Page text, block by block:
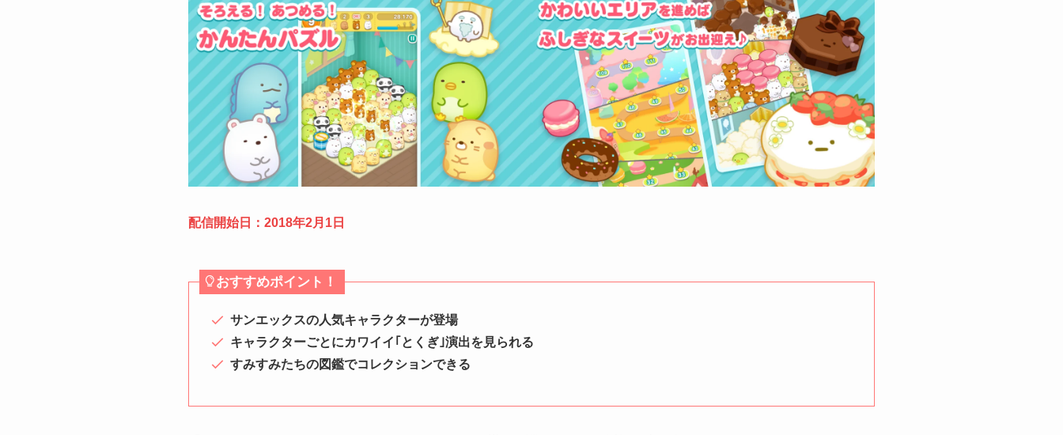
配信開始日：2018年2月1日
おすすめポイント！
サンエックスの人気キャラクターが登場
キャラクターごとにカワイイ｢とくぎ｣演出を見られる
すみすみたちの図鑑でコレクションできる